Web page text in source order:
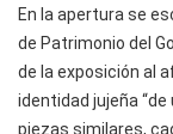
En la apertura se
de Patrimonio del
de la exposición al
identidad jujeña
piezas similares,